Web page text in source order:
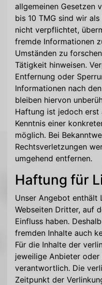
allgemeinen Gesetzen
bis 10 TMG sind wir
nicht verpflichtet,
fremde Informationen
Umständen zu
Tätigkeit hinweisen.
Entfernung oder
Informationen nach
bleiben hiervon
Haftung ist jedoch
Kenntnis einer
möglich. Bei
Rechtsverletzungen
umgehend entfernen.
Haftung für
Unser Angebot enthält
Webseiten Dritter, auf
Einfluss haben.
fremden Inhalte auch
Für die Inhalte der
jeweilige Anbieter
verantwortlich. Die
Zeitpunkt der